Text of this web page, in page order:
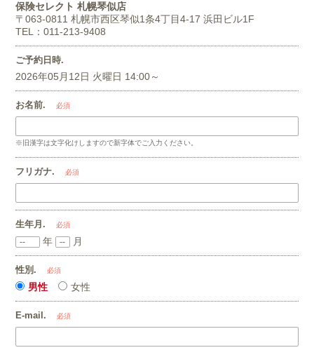
保険セレクト 札幌琴似店
〒063-0811札幌市西区琴似1条4丁目4-17 浜田ビル1F
TEL：011-213-9408
ご予約日時.
2026年05月12日 火曜日 14:00～
お名前. 必須
※旧漢字は文字化けしますので新字体でご入力ください。
フリガナ. 必須
生年月. 必須
年 月
性別. 必須
男性 女性
E-mail. 必須